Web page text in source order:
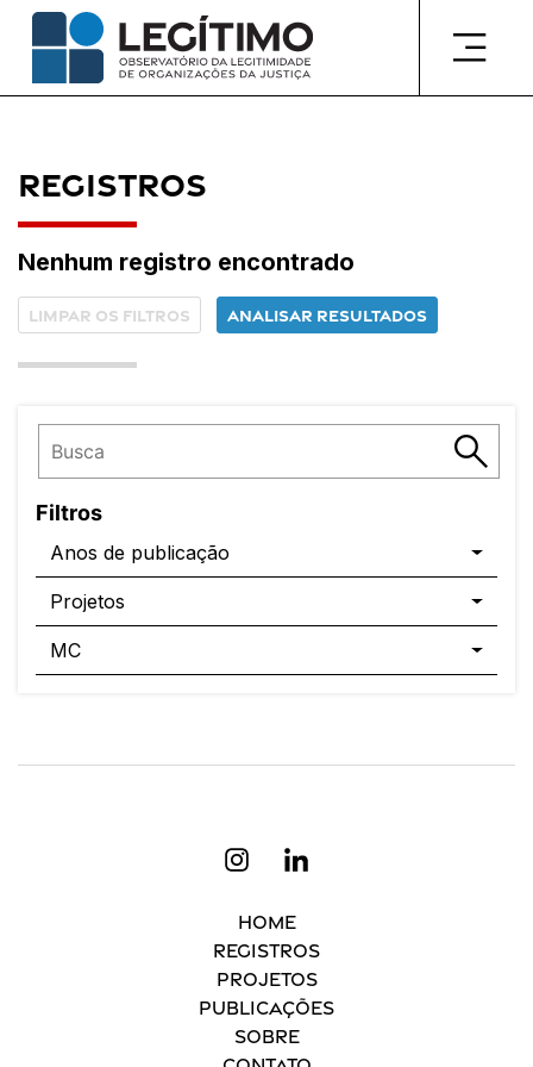
Pular
para
conteúdo
Registros
Nenhum registro encontrado
Limpar os filtros Analisar resultados
Filtros
Anos de publicação
Projetos
MC
Home
Registros
Projetos
Publicações
Sobre